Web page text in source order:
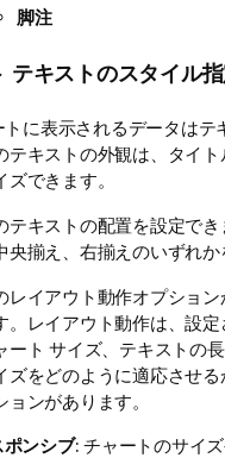
脚注
テキストのスタイル
トに表示されるデータはテ
テキストの外観は、タイ
ズできます。
テキストの配置を設定で
央揃え、右揃えのいずれ
レイアウト動作オプション
。レイアウト動作は、設
ート サイズ、テキストの
ズをどのように適応させる
ョンがあります。
ポンシブ: チャートのサイ